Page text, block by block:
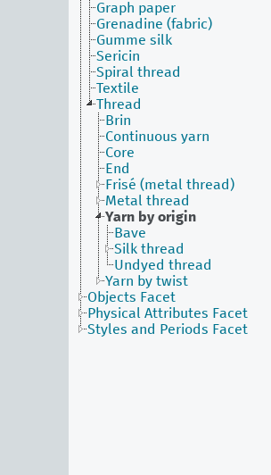
Graph paper
Grenadine (fabric)
Gumme silk
Sericin
Spiral thread
Textile
Thread
Brin
Continuous yarn
Core
End
Frisé (metal thread)
Metal thread
Yarn by origin
Bave
Silk thread
Undyed thread
Yarn by twist
Objects Facet
Physical Attributes Facet
Styles and Periods Facet